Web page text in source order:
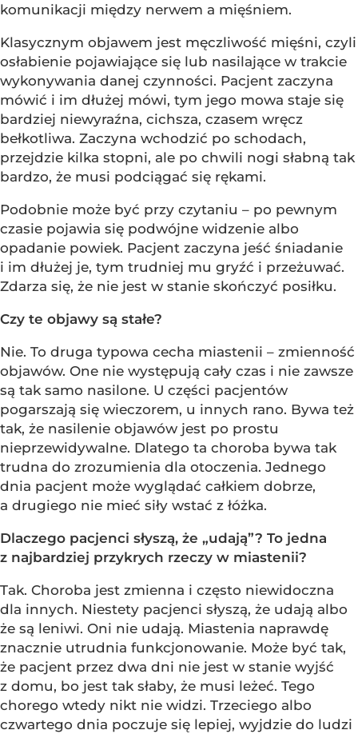
komunikacji między nerwem a mięśniem.
Klasycznym objawem jest męczliwość mięśni, czyli
osłabienie pojawiające się lub nasilające w trakcie
wykonywania danej czynności. Pacjent zaczyna
mówić i im dłużej mówi, tym jego mowa staje się
bardziej niewyraźna, cichsza, czasem wręcz
bełkotliwa. Zaczyna wchodzić po schodach,
przejdzie kilka stopni, ale po chwili nogi słabną tak
bardzo, że musi podciągać się rękami.
Podobnie może być przy czytaniu – po pewnym
czasie pojawia się podwójne widzenie albo
opadanie powiek. Pacjent zaczyna jeść śniadanie
i im dłużej je, tym trudniej mu gryźć i przeżuwać.
Zdarza się, że nie jest w stanie skończyć posiłku.
Czy te objawy są stałe?
Nie. To druga typowa cecha miastenii – zmienność
objawów. One nie występują cały czas i nie zawsze
są tak samo nasilone. U części pacjentów
pogarszają się wieczorem, u innych rano. Bywa też
tak, że nasilenie objawów jest po prostu
nieprzewidywalne. Dlatego ta choroba bywa tak
trudna do zrozumienia dla otoczenia. Jednego
dnia pacjent może wyglądać całkiem dobrze,
a drugiego nie mieć siły wstać z łóżka.
Dlaczego pacjenci słyszą, że „udają”? To jedna
z najbardziej przykrych rzeczy w miastenii?
Tak. Choroba jest zmienna i często niewidoczna
dla innych. Niestety pacjenci słyszą, że udają albo
że są leniwi. Oni nie udają. Miastenia naprawdę
znacznie utrudnia funkcjonowanie. Może być tak,
że pacjent przez dwa dni nie jest w stanie wyjść
z domu, bo jest tak słaby, że musi leżeć. Tego
chorego wtedy nikt nie widzi. Trzeciego albo
czwartego dnia poczuje się lepiej, wyjdzie do ludzi